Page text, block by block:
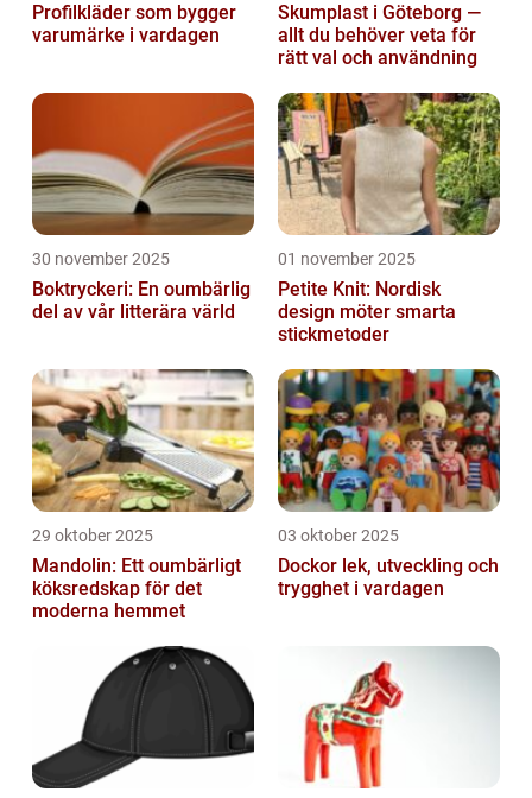
Profilkläder som bygger
varumärke i vardagen
Skumplast i Göteborg —
allt du behöver veta för
rätt val och användning
30 november 2025
Boktryckeri: En oumbärlig
del av vår litterära värld
01 november 2025
Petite Knit: Nordisk
design möter smarta
stickmetoder
29 oktober 2025
Mandolin: Ett oumbärligt
köksredskap för det
moderna hemmet
03 oktober 2025
Dockor lek, utveckling och
trygghet i vardagen